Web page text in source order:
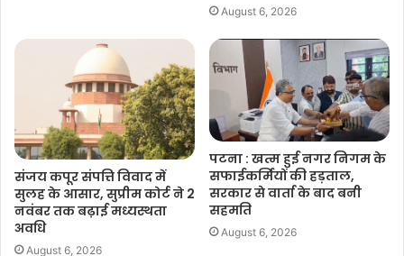
August 6, 2026
संजय कपूर संपत्ति विवाद में
सुलह के आसार, सुप्रीम कोर्ट ने 2
नवंबर तक बढ़ाई मध्यस्थता
अवधि
August 6, 2026
पटना : खत्म हुई नगर निगम के
सफाईकर्मियों की हड़ताल,
सरकार से वार्ता के बाद बनी
सहमति
August 6, 2026